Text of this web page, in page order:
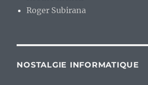
Roger Subirana
NOSTALGIE INFORMATIQUE